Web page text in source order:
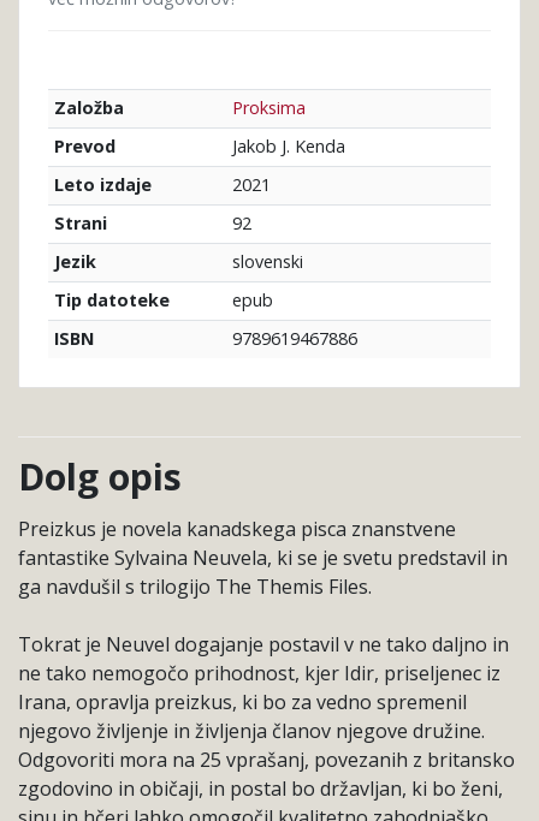
Založba
Proksima
Prevod
Jakob J. Kenda
Leto izdaje
2021
Strani
92
Jezik
slovenski
Tip datoteke
epub
ISBN
9789619467886
Dolg opis
Preizkus je novela kanadskega pisca znanstvene
fantastike Sylvaina Neuvela, ki se je svetu predstavil in
ga navdušil s trilogijo The Themis Files.
Tokrat je Neuvel dogajanje postavil v ne tako daljno in
ne tako nemogočo prihodnost, kjer Idir, priseljenec iz
Irana, opravlja preizkus, ki bo za vedno spremenil
njegovo življenje in življenja članov njegove družine.
Odgovoriti mora na 25 vprašanj, povezanih z britansko
zgodovino in običaji, in postal bo državljan, ki bo ženi,